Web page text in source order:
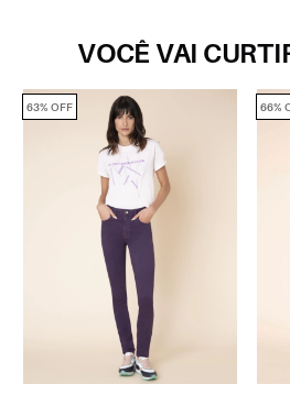
VOCÊ VAI
63% OFF 66%